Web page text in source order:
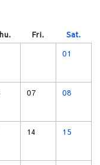
Fri. Sat.
01
07 08
14 15